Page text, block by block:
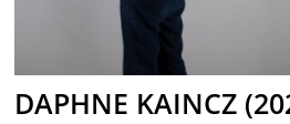
DAPHNE KAINCZ